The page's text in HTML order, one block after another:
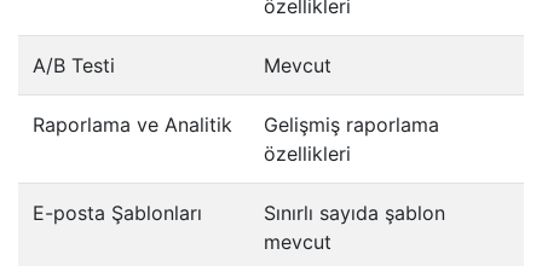
özellikleri
A/B Testi Mevcut
Raporlama ve Analitik
Gelişmiş raporlama
özellikleri
E-posta Şablonları
Sınırlı sayıda şablon
mevcut